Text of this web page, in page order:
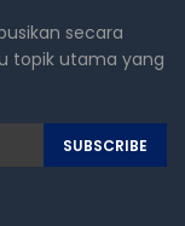
secara
topik utama yang
SUBSCRIBE